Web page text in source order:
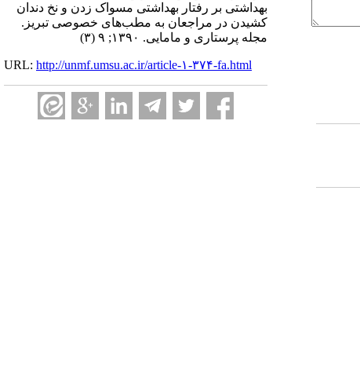
بهداشتی بر رفتار بهداشتی مسواک زدن و نخ دندان
کشیدن در مراجعان به مطب‌های خصوصی تبریز.
مجله پرستاری و مامایی. ۱۳۹۰; ۹ (۳)
URL: http://unmf.umsu.ac.ir/article-۱-۳۷۴-fa.html